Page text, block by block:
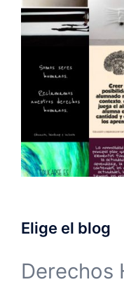
Elige el blog
Derechos